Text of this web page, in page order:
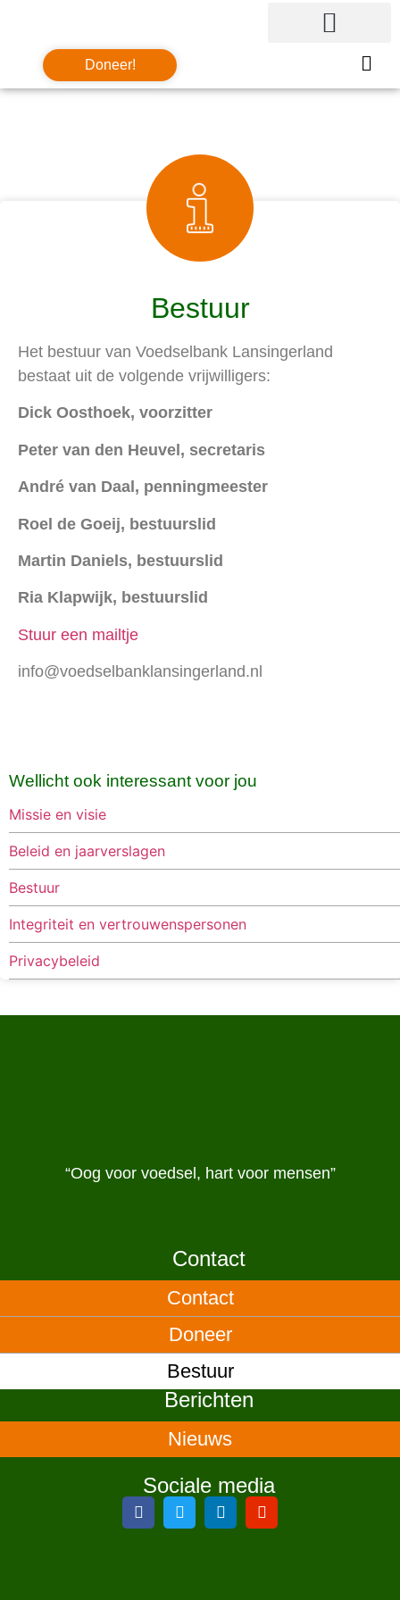
Doneer!
Bestuur
Het bestuur van Voedselbank Lansingerland
bestaat uit de volgende vrijwilligers:
Dick Oosthoek, voorzitter
Peter van den Heuvel, secretaris
André van Daal, penningmeester
Roel de Goeij, bestuurslid
Martin Daniels, bestuurslid
Ria Klapwijk, bestuurslid
Stuur een mailtje
info@voedselbanklansingerland.nl
Wellicht ook interessant voor jou
Missie en visie
Beleid en jaarverslagen
Bestuur
Integriteit en vertrouwenspersonen
Privacybeleid
“Oog voor voedsel, hart voor mensen”
Contact
Contact
Doneer
Bestuur
Berichten
Nieuws
Sociale media